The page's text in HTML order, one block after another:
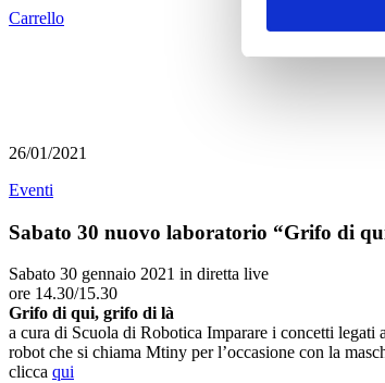
Carrello
26/01/2021
Eventi
Sabato 30 nuovo laboratorio “Grifo di
Sabato 30 gennaio 2021 in diretta live
ore 14.30/15.30
Grifo di qui, grifo di là
a cura di Scuola di Robotica Imparare i concetti
robot che si chiama Mtiny per l’occasione con la
clicca qui